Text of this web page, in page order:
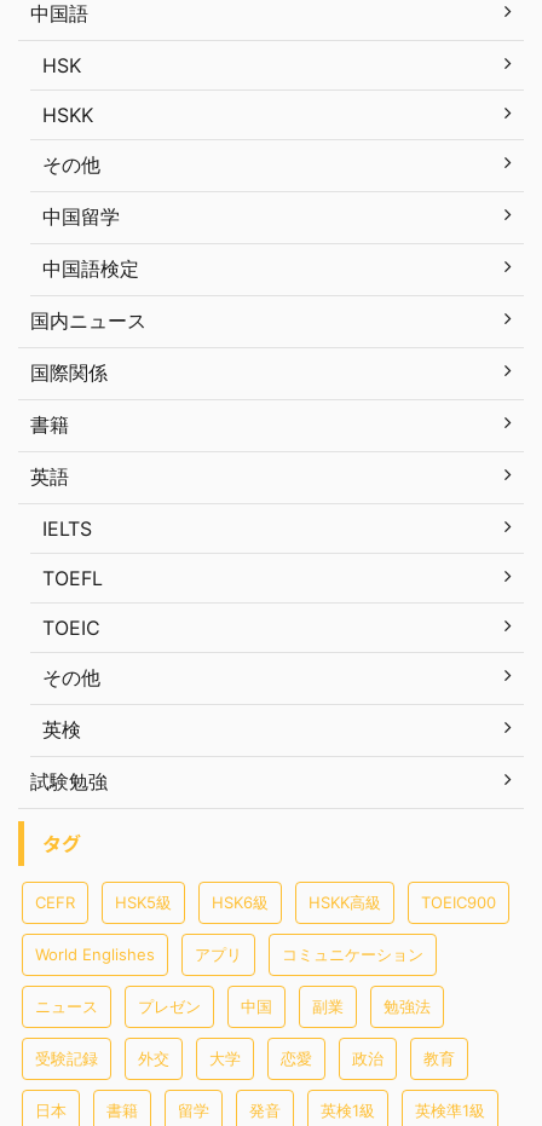
中国語
HSK
HSKK
その他
中国留学
中国語検定
国内ニュース
国際関係
書籍
英語
IELTS
TOEFL
TOEIC
その他
英検
試験勉強
タグ
CEFR HSK5級 HSK6級 HSKK高級 TOEIC900
World Englishes アプリ コミュニケーション
ニュース プレゼン 中国 副業 勉強法
受験記録 外交 大学 恋愛 政治 教育
日本 書籍 留学 発音 英検1級 英検準1級